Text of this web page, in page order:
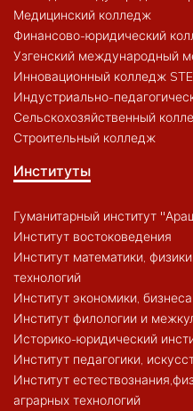
Медицинский колледж
Финансово-юридический
Узгенский международный
Инновационный колледж
Индустриально-
Сельскохозяйственный
Строительный колледж
Институты
Гуманитарный институт
Институт востоковедения
Институт математики,
технологий
Институт экономики,
Институт филологии и
Историко-юридический
Институт педагогики,
Институт
аграрных технологий